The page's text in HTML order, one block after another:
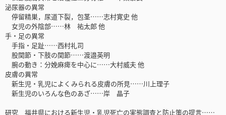
泌尿器の異常
停留精巣，尿道下裂，包茎……志村寛史 他
女児の外陰部……林 祐太郎 他
手・足の異常
手指・足趾……西村礼司
股関節・下肢の関節……渡邉英明
腕の動き：分娩麻痺を中心に……大村威夫 他
皮膚の異常
新生児・乳児によくみられる皮膚の所見……川上理子
新生児のいろんな色のあざ……岸 晶子
研究 福井県における新生児・乳児死亡の実態調査と防止策の提言……